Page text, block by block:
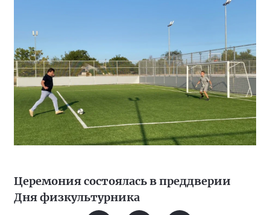
Церемония состоялась в преддверии
Дня физкультурника